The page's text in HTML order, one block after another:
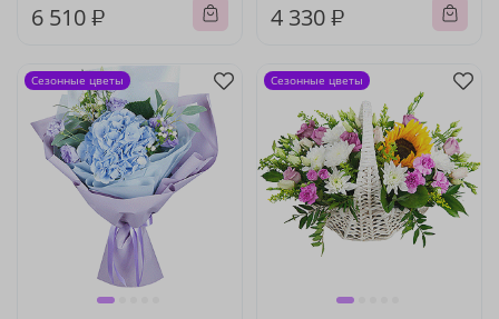
6 510 ₽ 4 330 ₽
Сезонные цветы Сезонные цветы